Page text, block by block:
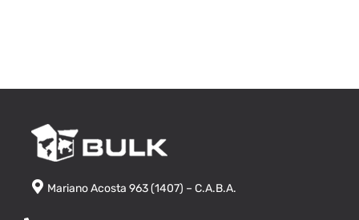
Mariano Acosta 963 (1407) – C.A.B.A.